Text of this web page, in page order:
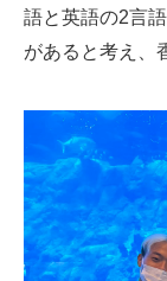
語と英語の2言
があると考え、